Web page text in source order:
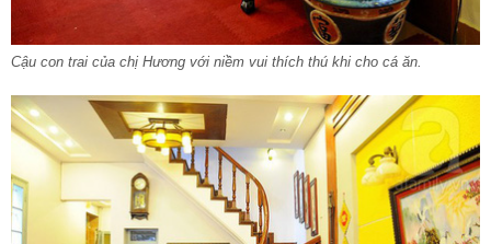
Cậu con trai của chị Hương với niềm vui thích thú khi cho cá ăn.